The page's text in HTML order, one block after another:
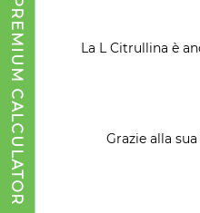
PREMIUM CALCULATOR
La L Citrullina è
Grazie alla